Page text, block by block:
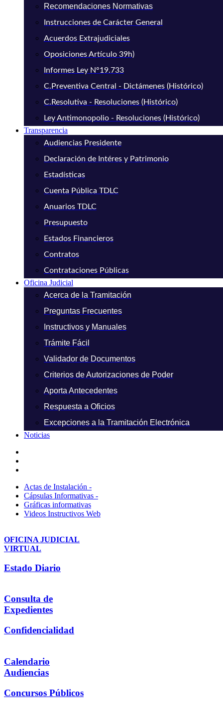
Recomendaciones Normativas
Instrucciones de Carácter General
Acuerdos Extrajudiciales
Oposiciones Artículo 39h)
Informes Ley N°19.733
C.Preventiva Central - Dictámenes (Histórico)
C.Resolutiva - Resoluciones (Histórico)
Ley Antimonopolio - Resoluciones (Histórico)
Transparencia
Audiencias Presidente
Declaración de Intéres y Patrimonio
Estadísticas
Cuenta Pública TDLC
Anuarios TDLC
Presupuesto
Estados Financieros
Contratos
Contrataciones Públicas
Oficina Judicial
Acerca de la Tramitación
Preguntas Frecuentes
Instructivos y Manuales
Trámite Fácil
Validador de Documentos
Criterios de Autorizaciones de Poder
Aporta Antecedentes
Respuesta a Oficios
Excepciones a la Tramitación Electrónica
Noticias
Actas de Instalación -
Cápsulas Informativas -
Gráficas informativas
Videos Instructivos Web
OFICINA JUDICIAL
VIRTUAL
Estado Diario
Consulta de
Expedientes
Confidencialidad
Calendario
Audiencias
Concursos Públicos